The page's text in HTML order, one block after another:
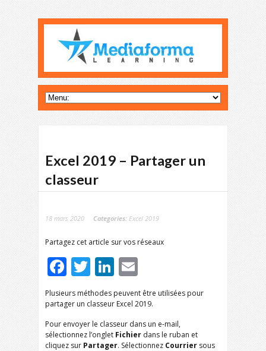
Excel 2019 – Partager un
classeur
18 mars 2020 Categories: Excel 2019
Partagez cet article sur vos réseaux
Facebook
TwitterLinkedIn
Plusieurs méthodes peuvent être utilisées pour
partager un classeur Excel 2019.
Pour envoyer le classeur dans un e-mail,
sélectionnez l’onglet Fichier dans le ruban et
cliquez sur Partager. Sélectionnez Courrier sous